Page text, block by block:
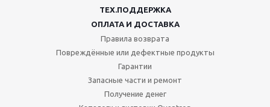
ТЕХ.ПОДДЕРЖКА
ОПЛАТА И ДОСТАВКА
Правила возврата
Повреждённые или дефектные продукты
Гарантии
Запасные части и ремонт
Получение денег